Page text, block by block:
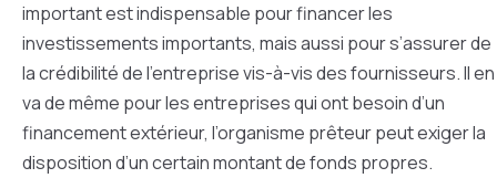
important est indispensable pour financer les
investissements importants, mais aussi pour s’assurer de
la crédibilité de l’entreprise vis-à-vis des fournisseurs. Il en
va de même pour les entreprises qui ont besoin d’un
financement extérieur, l’organisme prêteur peut exiger la
disposition d’un certain montant de fonds propres.